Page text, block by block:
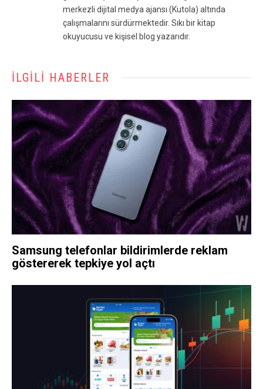
merkezli dijital medya ajansı (Kutola) altında
çalışmalarını sürdürmektedir. Sıkı bir kitap
okuyucusu ve kişisel blog yazarıdır.
İLGILI HABERLER
Samsung telefonlar bildirimlerde reklam
göstererek tepkiye yol açtı